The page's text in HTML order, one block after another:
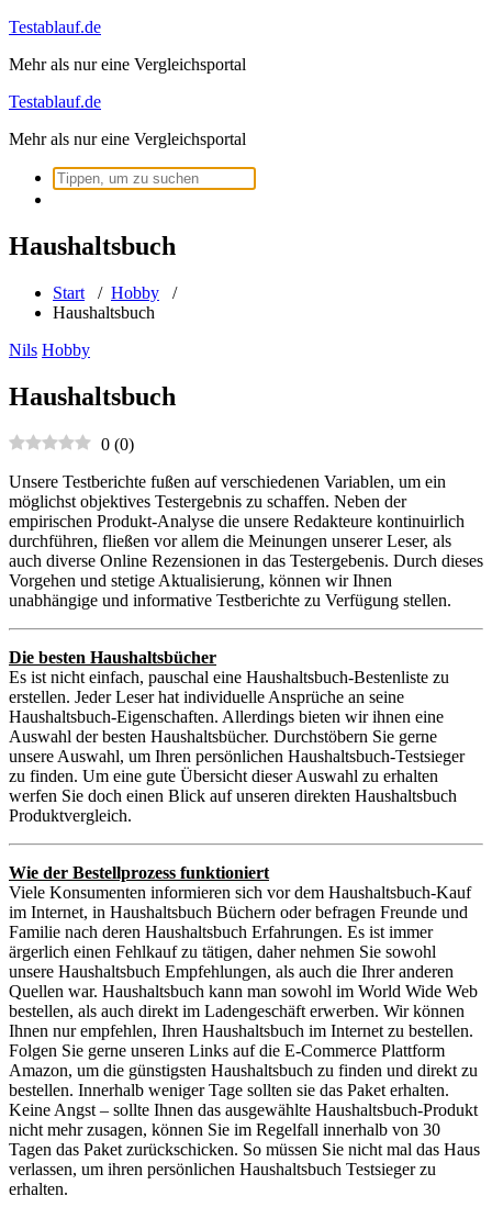
Zum
springen
Testablauf.de
Mehr als nur eine Vergleichsportal
Testablauf.de
Mehr als nur eine Vergleichsportal
Suchen
nach:
Haushaltsbuch
Start / Hobby /
Haushaltsbuch
Nils Hobby
Haushaltsbuch
0 (0)
Unsere Testberichte fußen auf verschiedenen Variablen, um ein
möglichst objektives Testergebnis zu schaffen. Neben der
empirischen Produkt-Analyse die unsere Redakteure kontinuirlich
durchführen, fließen vor allem die Meinungen unserer Leser, als
auch diverse Online Rezensionen in das Testergebenis. Durch dieses
Vorgehen und stetige Aktualisierung, können wir Ihnen
unabhängige und informative Testberichte zu Verfügung stellen.
Die besten Haushaltsbücher
Es ist nicht einfach, pauschal eine Haushaltsbuch-Bestenliste zu
erstellen. Jeder Leser hat individuelle Ansprüche an seine
Haushaltsbuch-Eigenschaften. Allerdings bieten wir ihnen eine
Auswahl der besten Haushaltsbücher. Durchstöbern Sie gerne
unsere Auswahl, um Ihren persönlichen Haushaltsbuch-Testsieger
zu finden. Um eine gute Übersicht dieser Auswahl zu erhalten
werfen Sie doch einen Blick auf unseren direkten Haushaltsbuch
Produktvergleich.
Wie der Bestellprozess funktioniert
Viele Konsumenten informieren sich vor dem Haushaltsbuch-Kauf
im Internet, in Haushaltsbuch Büchern oder befragen Freunde und
Familie nach deren Haushaltsbuch Erfahrungen. Es ist immer
ärgerlich einen Fehlkauf zu tätigen, daher nehmen Sie sowohl
unsere Haushaltsbuch Empfehlungen, als auch die Ihrer anderen
Quellen war. Haushaltsbuch kann man sowohl im World Wide Web
bestellen, als auch direkt im Ladengeschäft erwerben. Wir können
Ihnen nur empfehlen, Ihren Haushaltsbuch im Internet zu bestellen.
Folgen Sie gerne unseren Links auf die E-Commerce Plattform
Amazon, um die günstigsten Haushaltsbuch zu finden und direkt zu
bestellen. Innerhalb weniger Tage sollten sie das Paket erhalten.
Keine Angst – sollte Ihnen das ausgewählte Haushaltsbuch-Produkt
nicht mehr zusagen, können Sie im Regelfall innerhalb von 30
Tagen das Paket zurückschicken. So müssen Sie nicht mal das Haus
verlassen, um ihren persönlichen Haushaltsbuch Testsieger zu
erhalten.